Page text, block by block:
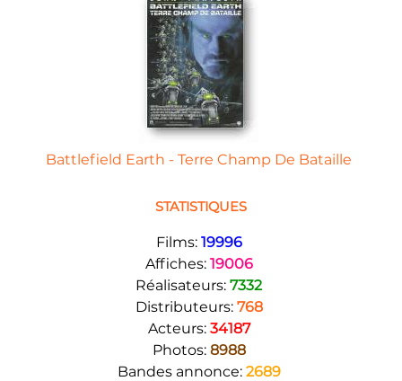
Battlefield Earth - Terre Champ De Bataille
STATISTIQUES
Films: 19996
Affiches: 19006
Réalisateurs: 7332
Distributeurs: 768
Acteurs: 34187
Photos: 8988
Bandes annonce: 2689